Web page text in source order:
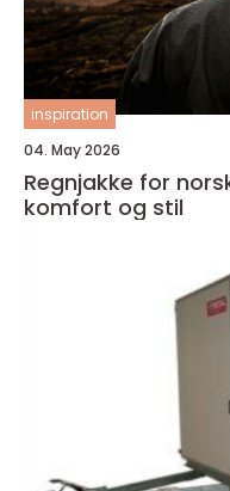
inspiration
04. May 2026
Regnjakke for
komfort og stil